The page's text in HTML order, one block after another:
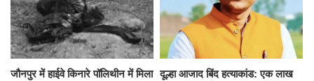
जौनपुर में हाईवे किनारे पॉलिथीन में मिला दूल्हा आजाद बिंद हत्याकांड: एक लाख